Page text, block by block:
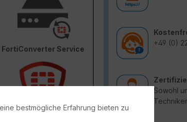
+49 (0)
Sowohl
FortiConverter Service
bestmögliche Erfahrung bieten zu